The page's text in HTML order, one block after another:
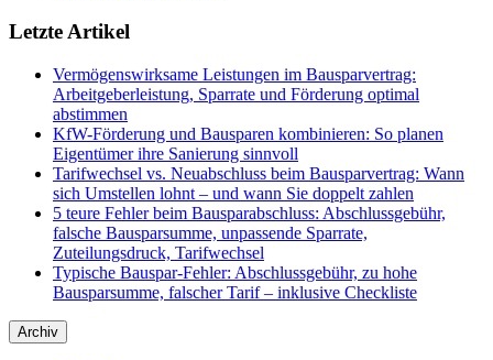
Letzte Artikel
Vermögenswirksame Leistungen im Bausparvertrag:
Arbeitgeberleistung, Sparrate und Förderung optimal
abstimmen
KfW-Förderung und Bausparen kombinieren: So planen
Eigentümer ihre Sanierung sinnvoll
Tarifwechsel vs. Neuabschluss beim Bausparvertrag: Wann
sich Umstellen lohnt – und wann Sie doppelt zahlen
5 teure Fehler beim Bausparabschluss: Abschlussgebühr,
falsche Bausparsumme, unpassende Sparrate,
Zuteilungsdruck, Tarifwechsel
Typische Bauspar-Fehler: Abschlussgebühr, zu hohe
Bausparsumme, falscher Tarif – inklusive Checkliste
Archiv